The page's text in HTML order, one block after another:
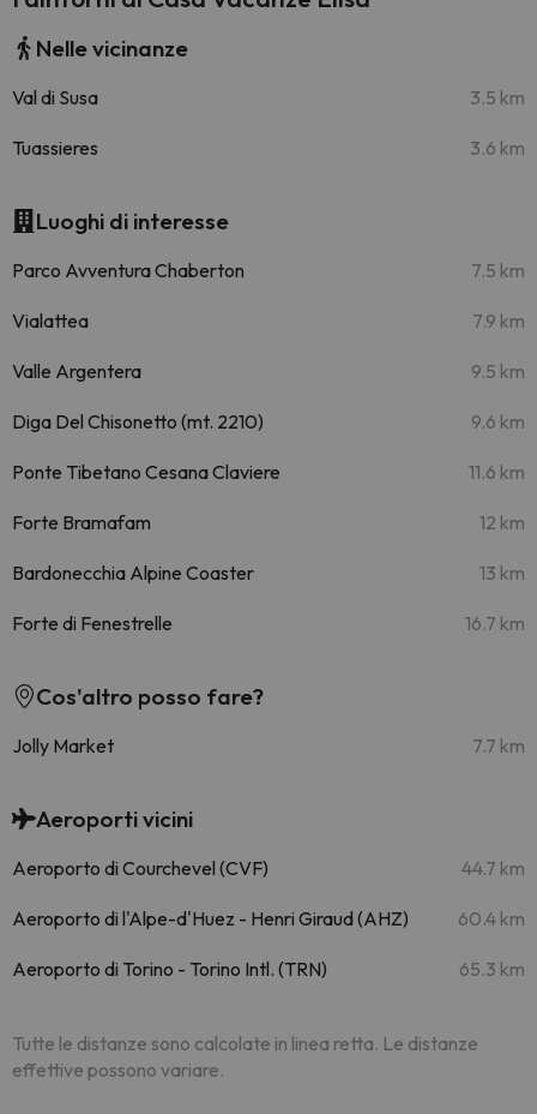
Nelle vicinanze
Val di Susa 3.5 km
Tuassieres 3.6 km
Luoghi di interesse
Parco Avventura Chaberton 7.5 km
Vialattea 7.9 km
Valle Argentera 9.5 km
Diga Del Chisonetto (mt. 2210) 9.6 km
Ponte Tibetano Cesana Claviere 11.6 km
Forte Bramafam 12 km
Bardonecchia Alpine Coaster 13 km
Forte di Fenestrelle 16.7 km
Cos'altro posso fare?
Jolly Market 7.7 km
Aeroporti vicini
Aeroporto di Courchevel (CVF) 44.7 km
Aeroporto di l'Alpe-d'Huez - Henri Giraud (AHZ) 60.4 km
Aeroporto di Torino - Torino Intl. (TRN) 65.3 km
Tutte le distanze sono calcolate in linea retta. Le distanze
effettive possono variare.